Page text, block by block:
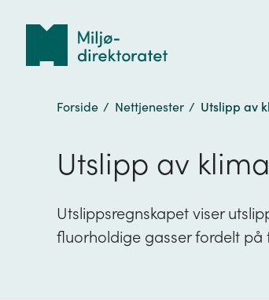
Forside / Nettjenester / Utslipp av
Utslipp av
Utslippsregnskapet viser
fluorholdige gasser fordelt på